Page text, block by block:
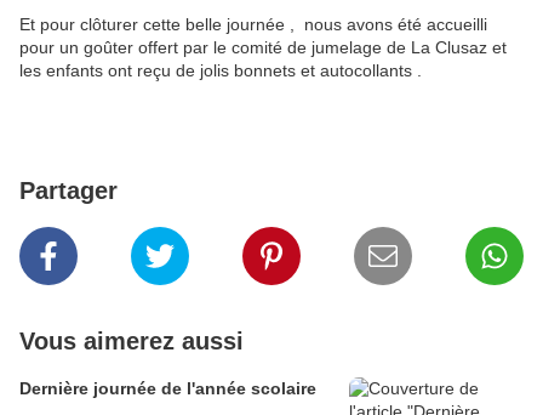
Et pour clôturer cette belle journée , nous avons été accueilli
pour un goûter offert par le comité de jumelage de La Clusaz et
les enfants ont reçu de jolis bonnets et autocollants .
Partager
Vous aimerez aussi
Dernière journée de l'année scolaire